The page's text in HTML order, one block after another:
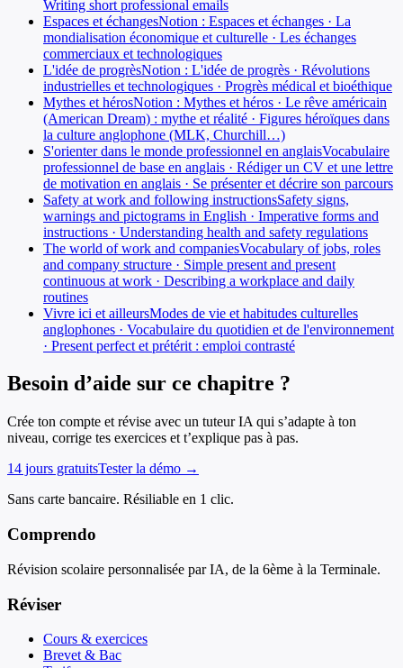
Writing short professional emails
Espaces et échangesNotion : Espaces et échanges · La
mondialisation économique et culturelle · Les échanges
commerciaux et technologiques
L'idée de progrèsNotion : L'idée de progrès · Révolutions
industrielles et technologiques · Progrès médical et bioéthique
Mythes et hérosNotion : Mythes et héros · Le rêve américain
(American Dream) : mythe et réalité · Figures héroïques dans
la culture anglophone (MLK, Churchill…)
S'orienter dans le monde professionnel en anglaisVocabulaire
professionnel de base en anglais · Rédiger un CV et une lettre
de motivation en anglais · Se présenter et décrire son parcours
Safety at work and following instructionsSafety signs,
warnings and pictograms in English · Imperative forms and
instructions · Understanding health and safety regulations
The world of work and companiesVocabulary of jobs, roles
and company structure · Simple present and present
continuous at work · Describing a workplace and daily
routines
Vivre ici et ailleursModes de vie et habitudes culturelles
anglophones · Vocabulaire du quotidien et de l'environnement
· Present perfect et prétérit : emploi contrasté
Besoin d’aide sur ce chapitre ?
Crée ton compte et révise avec un tuteur IA qui s’adapte à ton
niveau, corrige tes exercices et t’explique pas à pas.
14 jours gratuitsTester la démo →
Sans carte bancaire. Résiliable en 1 clic.
Comprendo
Révision scolaire personnalisée par IA, de la 6ème à la Terminale.
Réviser
Cours & exercices
Brevet & Bac